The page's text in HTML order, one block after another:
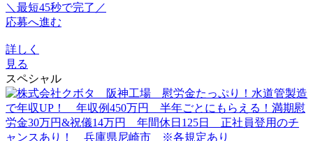
＼最短45秒で完了／
応募へ進む
詳しく
見る
スペシャル